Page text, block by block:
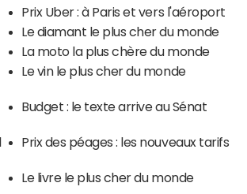
Prix Uber : à Paris et vers l'aéroport
Le diamant le plus cher du monde
La moto la plus chère du monde
Le vin le plus cher du monde
Budget : le texte arrive au Sénat
Prix des péages : les nouveaux tarifs
Le livre le plus cher du monde